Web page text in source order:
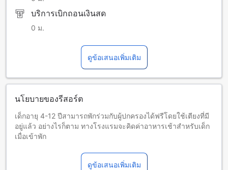
บริการเบิกถอนเงินสด
0 ม.
ดูข้อเสนอเพิ่มเติม
นโยบายของรีสอร์ต
เด็กอายุ 4-12 ปีสามารถพักร่วมกับผู้ปกครองได้ฟรีโดยใช้เตียงที่มี
อยู่แล้ว อย่างไรก็ตาม ทางโรงแรมจะคิดค่าอาหารเช้าสำหรับเด็ก
เมื่อเข้าพัก
จึงอาจไม่เหมาะแก่ผู้สูงอายุหรือผู้มีปัญหาทางการเคลื่อนไหว
ดูข้อเสนอเพิ่มเติม